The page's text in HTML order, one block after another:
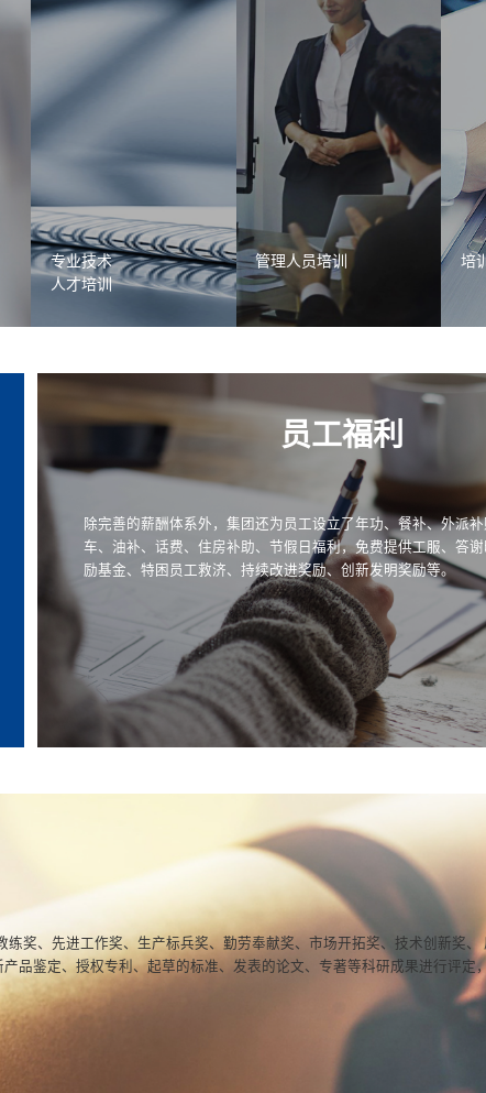
专业技术
人才培训
管理人员培训 培
员工福利
除完善的薪酬体系外，集团还为员工设立了年功、餐补、外派
车、油补、话费、住房补助、节假日福利，免费提供工服、答
励基金、特困员工救济、持续改进奖励、创新发明奖励等。
奖、先进工作奖、生产标兵奖、勤劳奉献奖、市场开拓奖、技术创新奖、
品鉴定、授权专利、起草的标准、发表的论文、专著等科研成果进行评定